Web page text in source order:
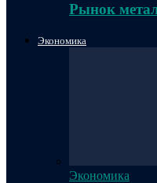
Рынок
Экономика
Экономика